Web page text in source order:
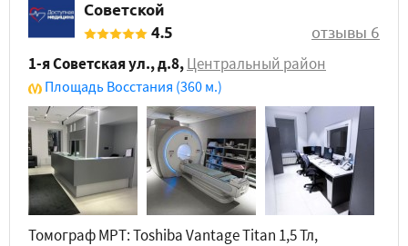
Советской
4.5
отзывы 6
1-я Советская ул., д.8,Центральный район
Площадь Восстания (360 м.)
Томограф МРТ: Toshiba Vantage Titan 1,5 Тл,